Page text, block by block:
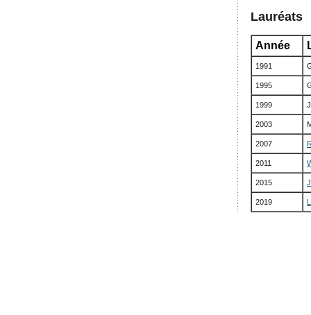
Lauréats
Année
1991
1995
1999
2003
2007
2011
2015
2019